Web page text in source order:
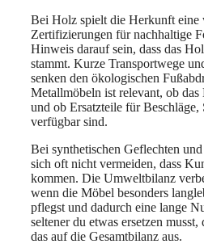
Bei Holz spielt die Herkunft eine
Zertifizierungen für nachhaltige
Hinweis darauf sein, dass das
stammt. Kurze Transportwege
senken den ökologischen
Metallmöbeln ist relevant, ob
und ob Ersatzteile für Beschläge,
verfügbar sind.
Bei synthetischen Geflechten
sich oft nicht vermeiden, dass
kommen. Die Umweltbilanz
wenn die Möbel besonders
pflegst und dadurch eine lange
seltener du etwas ersetzen
das auf die Gesamtbilanz aus.